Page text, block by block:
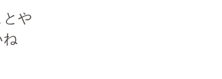
や
ね